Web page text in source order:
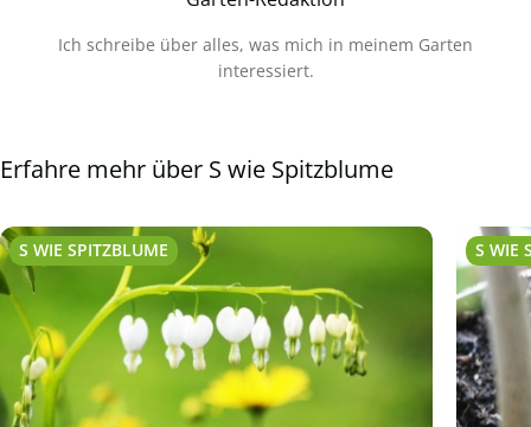
Ich schreibe über alles, was mich in meinem Garten
interessiert.
Erfahre mehr über S wie Spitzblume
S WIE SPITZBLUME S WIE